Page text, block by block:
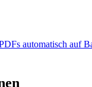
automatisch auf